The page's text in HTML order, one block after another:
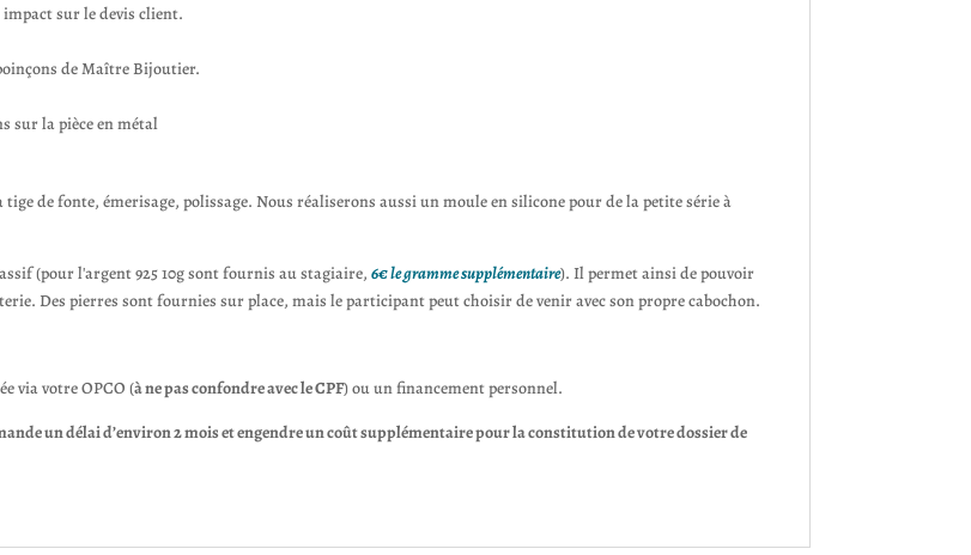
sur le devis client.
de Maître Bijoutier.
sur la pièce en métal
de fonte, émerisage, polissage. Nous réaliserons aussi un moule en silicone pour de la petite série à
(pour l'argent 925 10g sont fournis au stagiaire,6€ le gramme supplémentaire). Il permet ainsi de pouvoir
Des pierres sont fournies sur place, mais le participant peut choisir de venir avec son propre cabochon.
via votre OPCO (à ne pas confondre avec le CPF) ou un financement personnel.
un délai d’environ 2 mois et engendre un coût supplémentaire pour la constitution de votre dossier de